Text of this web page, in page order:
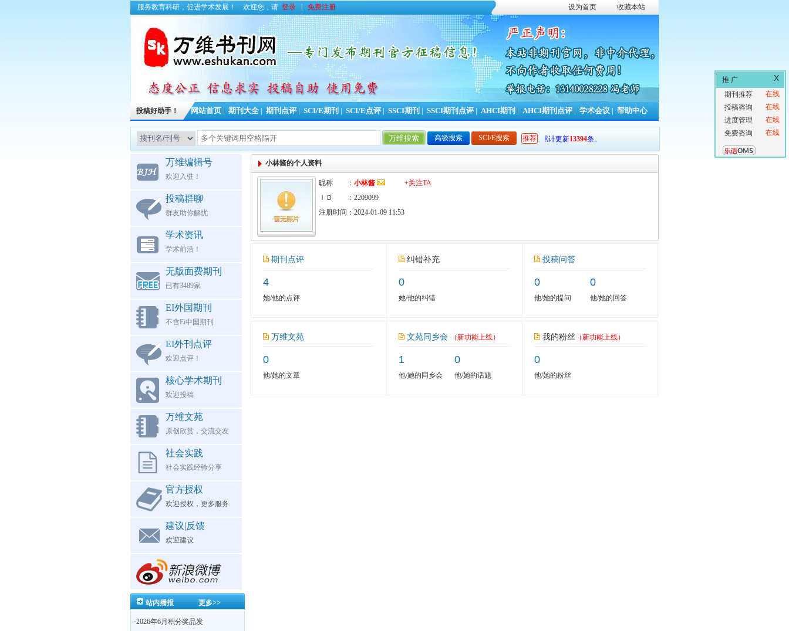
服务教育科研，促进学术发展！ 欢迎您，请 登录 免费注册 设为首页 收藏本站
投稿好助手！ 网站首页 期刊大全 期刊点评 SCI/E期刊 SCI/E点评 SSCI期刊 SSCI期刊点评 AHCI期刊 AHCI期刊点评 学术会议 帮助中心
高级搜索 SCI/E搜索 推荐
今日更新期刊信息 条，本周累计更新651条，本年累计更新13394条。
万维编辑号
欢迎入驻！
投稿群聊
群友助你解忧
学术资讯
学术前沿！
无版面费期刊
已有3489家
EI外国期刊
不含Ei中国期刊
EI外刊点评
欢迎点评！
核心学术期刊
欢迎投稿
万维文苑
原创欣赏，交流交友
社会实践
社会实践经验分享
官方授权
欢迎授权，更多服务
建议|反馈
欢迎建议
更多>>
站内播报
·2026年6月积分奖品发
小林酱的个人资料
昵称 ： 小林酱
+关注TA
ＩＤ ：2209099
注册时间：2024-01-09 11:53
期刊点评
4
她/他的点评
纠错补充
0
她/他的纠错
投稿问答
0
他/她的提问
0
他/她的回答
万维文苑
0
他/她的文章
文苑同乡会 （新功能上线）
1
他/她的同乡会
0
他/她的话题
我的粉丝 （新功能上线）
0
他/她的粉丝
X
推 广
在线
期刊推荐
在线
投稿咨询
在线
进度管理
在线
免费咨询